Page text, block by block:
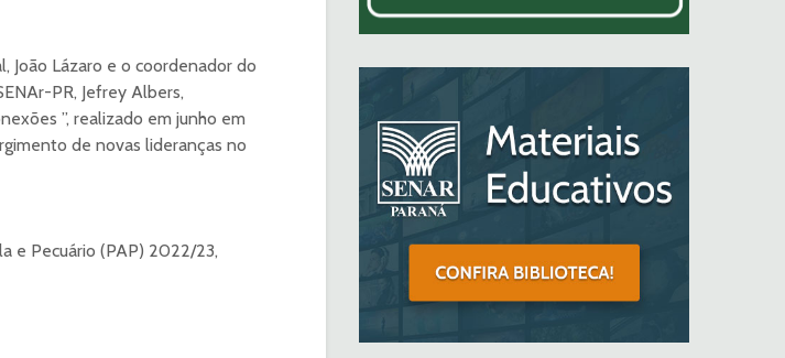
João Lázaro e o coordenador do
PR, Jefrey Albers,
”, realizado em junho em
de novas lideranças no
e Pecuário (PAP) 2022/23,